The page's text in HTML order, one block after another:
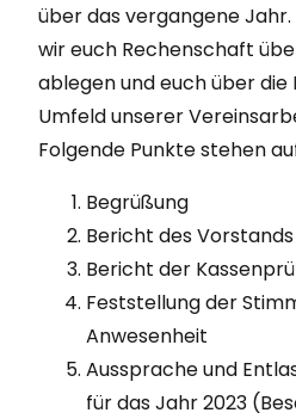
über das vergangene
wir euch Rechenschaft
ablegen und euch über die
Umfeld unserer
Folgende Punkte stehen
Begrüßung
Bericht des Vorstands
Bericht der
Feststellung der
Anwesenheit
Aussprache und
für das Jahr 2023